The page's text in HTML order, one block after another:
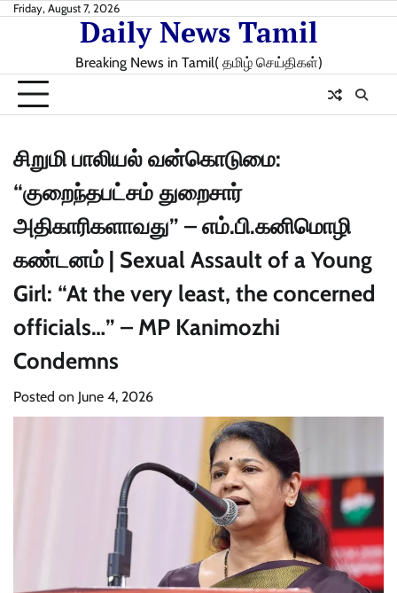
SkipFriday, August 7, 2026
Daily News Tamil
Breaking News in Tamil( தமிழ் செய்திகள்)
சிறுமி பாலியல் வன்கொடுமை:
“குறைந்தபட்சம் துறைசார்
அதிகாரிகளாவது” – எம்.பி.கனிமொழி
கண்டனம் | Sexual Assault of a Young
Girl: “At the very least, the concerned
officials…” – MP Kanimozhi
Condemns
Posted on June 4, 2026